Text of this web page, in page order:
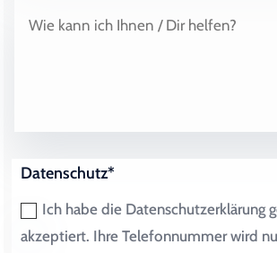
Datenschutz*
Ich habe die Datenschutzerklärung
akzeptiert. Ihre Telefonnummer wird